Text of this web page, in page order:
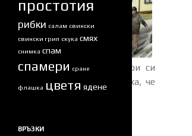
А някои си
мислеха, че
простотия
рибки салам свински
свински грип скука смях
снимка спам
спамери сране
флашка цветя ядене
ВРЪЗКИ